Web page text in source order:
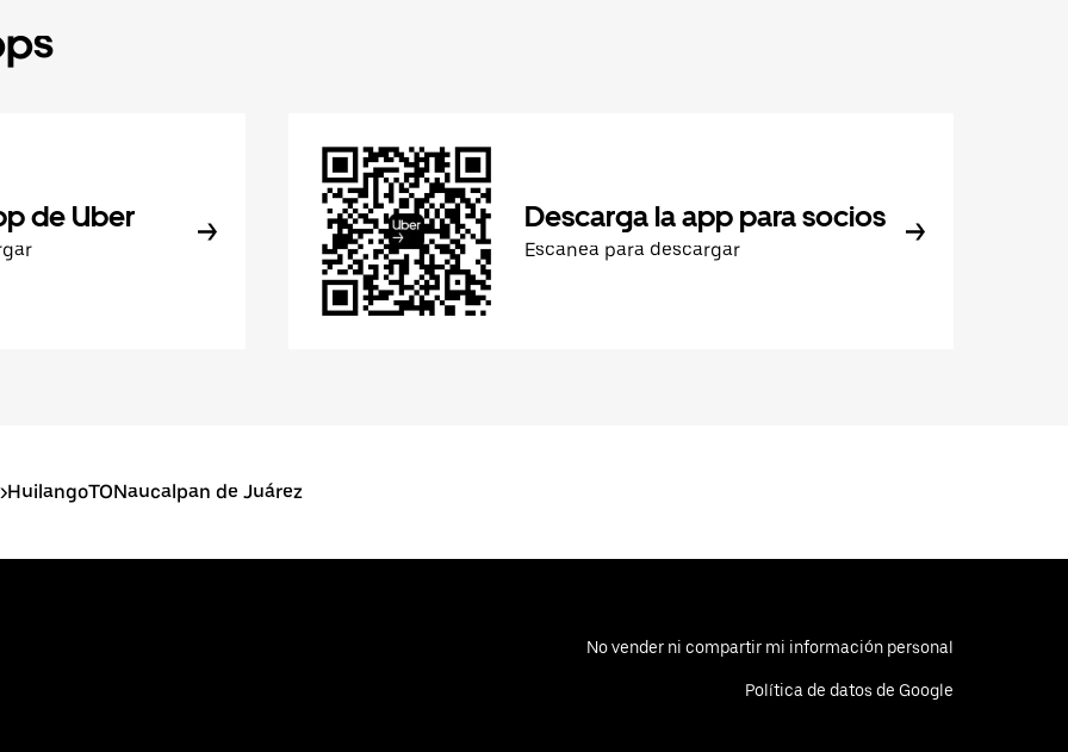
de Uber Descarga la app para socios
Escanea para descargar
>HuilangoTONaucalpan de Juárez
No vender ni compartir mi información personal
Política de datos de Google